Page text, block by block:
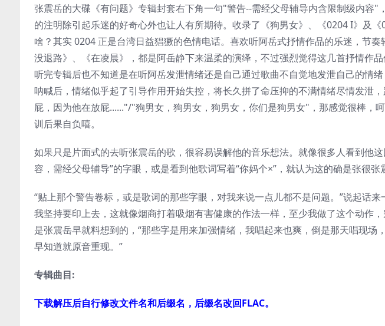
张震岳的大碟《有问题》专辑封套右下角一句"警告--需经父母辅导内含限制级内容"
的注明除引起乐迷的好奇心外也让人有所期待。收录了《狗男女》、《0204 I》及
啥？其实 0204 正是台湾日益猖獗的色情电话。喜欢听阿岳式抒情作品的乐迷，节
没退路》、《在凌晨》，都是阿岳静下来温柔的演绎，不过强烈觉得这几首抒情作品
听完专辑后也不知道是在听阿岳发泄情绪还是自己通过歌曲不自觉地发泄自己的情
呐喊后，情绪似乎起了引导作用开始失控，将长久拼了命压抑的不满情绪尽情发泄
屁，因为他在放屁......"/"狗男女，狗男女，狗男女，你们是狗男女"，那感觉很棒，
训后果自负嘻。
如果只是片面式的去听张震岳的歌，很容易误解他的音乐想法。就像很多人看到他
容，需经父母辅导”的字眼，或是看到他歌词写着“你妈个×”，就认为这的确是张很张
“贴上那个警告卷标，或是歌词的那些字眼，对我来说一点儿都不是问题。”说起话
我坚持要印上去，这就像烟商打着吸烟有害健康的作法一样，至少我做了这个动作
是张震岳早就料想到的，“那些字是用来加强情绪，我唱起来也爽，倒是那天唱现场
早知道就原音重现。”
专辑曲目:
下载解压后自行修改文件名和后缀名，后缀名改回FLAC。